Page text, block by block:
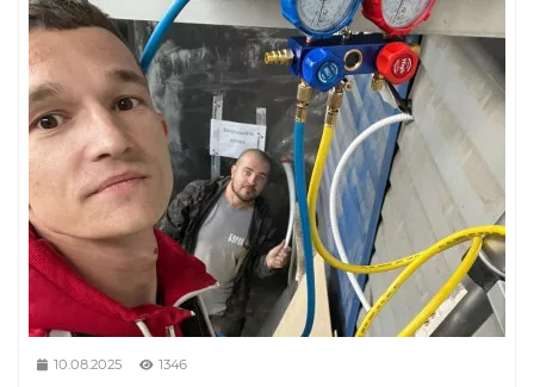
10.08.2025 1346